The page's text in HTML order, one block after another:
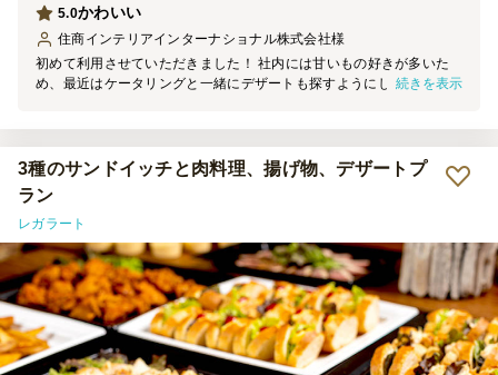
かわいい
5.0
住商インテリアインターナショナル株式会社様
初めて利用させていただきました！ 社内には甘いもの好きが多いた
め、最近はケータリングと一緒にデザートも探すようにしています。
「おいしい！」と大好評でした！ もちもち・ふわふわの食感で、見
た目だけでなく味も大満足。サイズはミディアムを選びましたが、想
像していたよりしっかりした大きさで、十分なボリュームがありまし
た。 シェフコレさんでは毎回、実物を見ないまま注文するので届く
まで少しドキドキするのですが、今回は大当たりでした！ 社内でも
とても好評だったので、ぜひまた利用させていただきたいと思いま
す。ありがとうございました！
続きを表示
3種のサンドイッチと肉料理、揚げ物、デザートプ
ラン
レガラート